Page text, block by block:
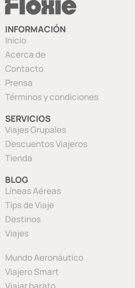
INFORMACIÓN
Inicio
Acerca de
Contacto
Prensa
Términos y condiciones
SERVICIOS
Viajes Grupales
Descuentos Viajeros
Tienda
BLOG
Líneas Aéreas
Tips de Viaje
Destinos
Viajes
Mundo Aeronáutico
Viajero Smart
Viajar barato